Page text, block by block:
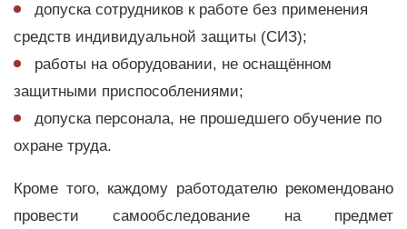
допуска сотрудников к работе без применения
средств индивидуальной защиты (СИЗ);
работы на оборудовании, не оснащённом
защитными приспособлениями;
допуска персонала, не прошедшего обучение по
охране труда.
Кроме того, каждому работодателю рекомендовано
провести самообследование на предмет